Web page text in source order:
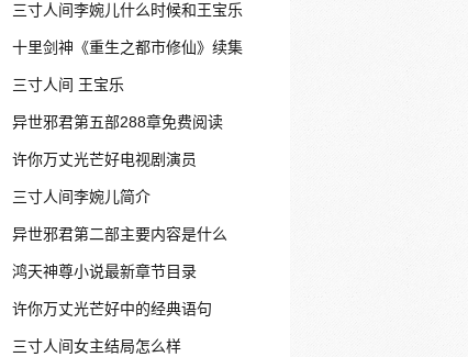
三寸人间李婉儿什么时候和王宝乐
十里剑神《重生之都市修仙》续集
三寸人间 王宝乐
异世邪君第五部288章免费阅读
许你万丈光芒好电视剧演员
三寸人间李婉儿简介
异世邪君第二部主要内容是什么
鸿天神尊小说最新章节目录
许你万丈光芒好中的经典语句
三寸人间女主结局怎么样